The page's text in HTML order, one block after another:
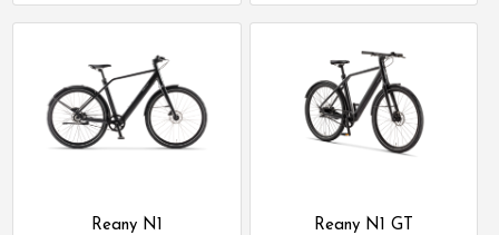
Reany N1 Reany N1 GT